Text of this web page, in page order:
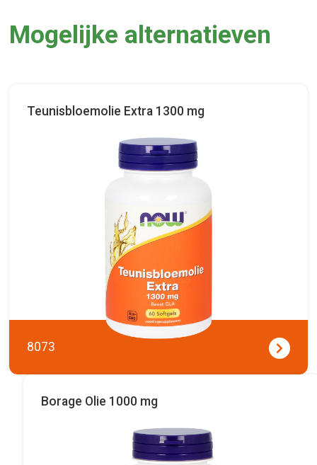
Mogelijke alternatieven
Teunisbloemolie Extra 1300 mg
8073
Borage Olie 1000 mg